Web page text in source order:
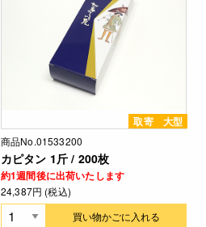
取寄 大型
商品No.01533200
カピタン 1斤 / 200枚
約1週間後に出荷いたします
24,387円 (税込)
買い物かごに入れる